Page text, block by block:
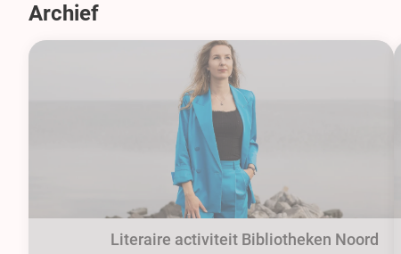
Archief
Literaire activiteit Bibliotheken Noord